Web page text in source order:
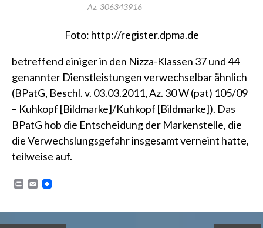
Az. 306343916
Foto: http://register.dpma.de
betreffend einiger in den Nizza-Klassen 37 und 44
genannter Dienstleistungen verwechselbar ähnlich
(BPatG, Beschl. v. 03.03.2011, Az. 30 W (pat) 105/09
– Kuhkopf [Bildmarke]/Kuhkopf [Bildmarke]). Das
BPatG hob die Entscheidung der Markenstelle, die
die Verwechslungsgefahr insgesamt verneint hatte,
teilweise auf.
P
n
t
E
i
l